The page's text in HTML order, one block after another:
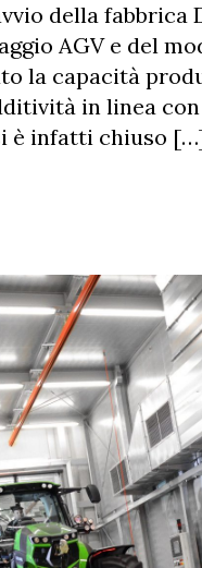
della
AGV e del
la capacità
in linea
è infatti chiuso